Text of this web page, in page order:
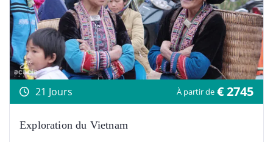
21 Jours À partir de € 2745
Exploration du Vietnam